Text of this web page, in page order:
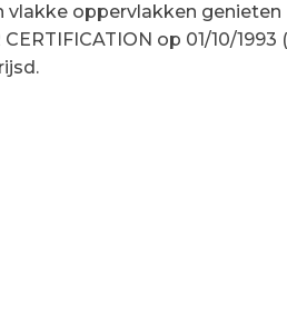
oppervlakken genieten
op 01/10/1993